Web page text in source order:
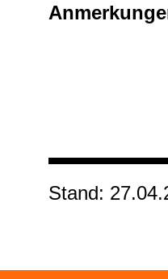
Stand: